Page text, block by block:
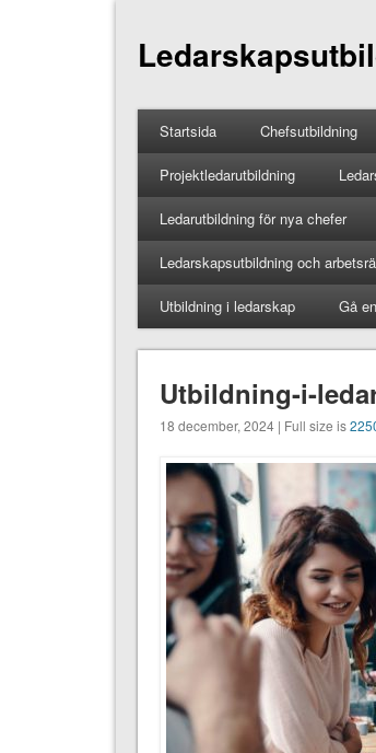
Startsida Chefsutbildning
Projektledarutbildning
Ledarutbildning för nya chefer
Ledarskapsutbildning och
Utbildning i ledarskap Gå
Utbildning-i-
18 december, 2024 | Full size is